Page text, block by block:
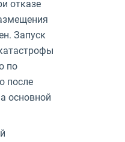
отказе
Запуск
по
после
основной